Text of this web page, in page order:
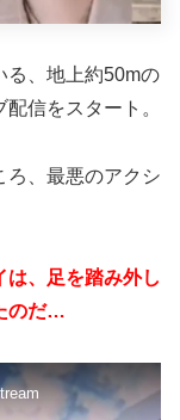
る、地上約50mの
信をスタート。
ろ、最悪のアクシ
は、足を踏み外し
のだ…